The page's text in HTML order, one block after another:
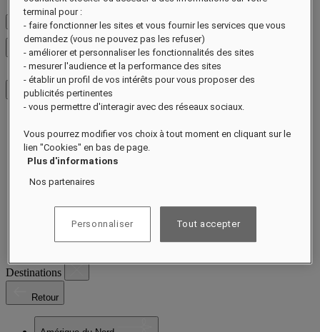
Voir les tarifs
Fermer le menu
Hôtels et resorts
Résidences
Expériences
Offres
La durabilité par Raffles
Ouverture prochaine
Notre histoire
Magazine
Destinations
Retour
terminal pour :
- faire fonctionner les sites et vous fournir les services que vous
demandez (vous ne pouvez pas les refuser)
- améliorer et personnaliser les fonctionnalités des sites
- mesurer l'audience et la performance des sites
- établir un profil de vos intérêts pour vous proposer des
publicités pertinentes
- vous permettre d'interagir avec des réseaux sociaux.
Vous pourrez modifier vos choix à tout moment en cliquant sur le
lien "Cookies" en bas de page.
Plus d'informations
Nos partenaires
Personnaliser Tout accepter